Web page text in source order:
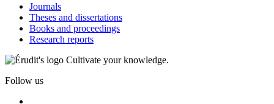
Journals
Theses and dissertations
Books and proceedings
Research reports
Cultivate your knowledge.
Follow us